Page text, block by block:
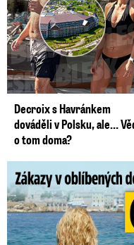
Decroix s Havránkem
dováděli v Polsku, ale…
o tom doma?
Zákazy v dovolenkových